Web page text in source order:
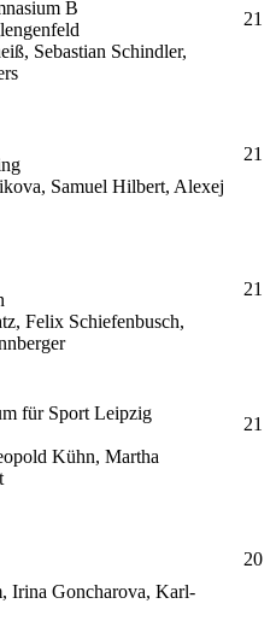
B
Sebastian Schindler,
21
Samuel Hilbert, Alexej
21
Felix Schiefenbusch,
21
für Sport Leipzig
Kühn, Martha
21
Irina Goncharova, Karl-
20